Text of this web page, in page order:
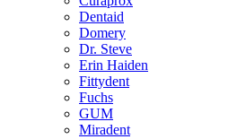
Dentaid
Domery
Dr. Steve
Erin Haiden
Fittydent
Fuchs
GUM
Miradent